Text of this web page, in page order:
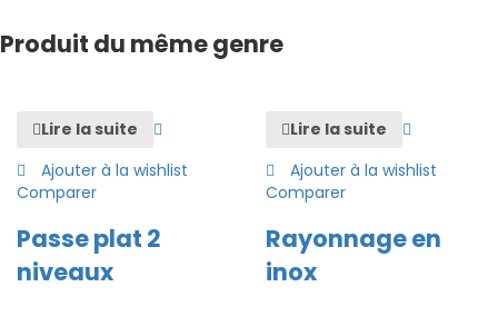
Produit du même genre
Lire la suite
Ajouter à la wishlist
Comparer
Passe plat 2
niveaux
Lire la suite
Ajouter à la wishlist
Comparer
Rayonnage en
inox